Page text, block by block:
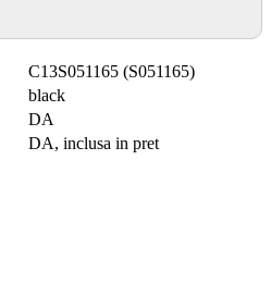
C13S051165 (S051165)
black
DA
DA, inclusa in pret